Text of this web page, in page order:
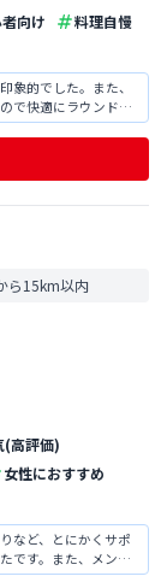
向け
料理自慢
象的でした。また、
で快適にラウンドで
。
ら15km以内
(高評価)
女性におすすめ
など、とにかくサポ
です。また、メンテ
のような雰囲気が心